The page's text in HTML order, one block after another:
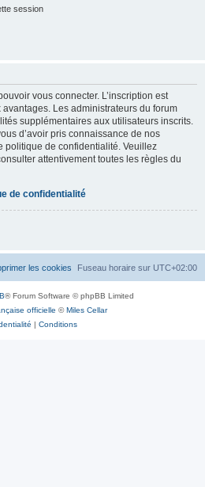
session
vous connecter. L’inscription est
Les administrateurs du forum
supplémentaires aux utilisateurs inscrits.
d’avoir pris connaissance de nos
politique de confidentialité. Veuillez
attentivement toutes les règles du
de confidentialité
Fuseau horaire sur UTC+02:00
les cookies
® Forum Software © phpBB Limited
officielle ©Miles Cellar
| Conditions